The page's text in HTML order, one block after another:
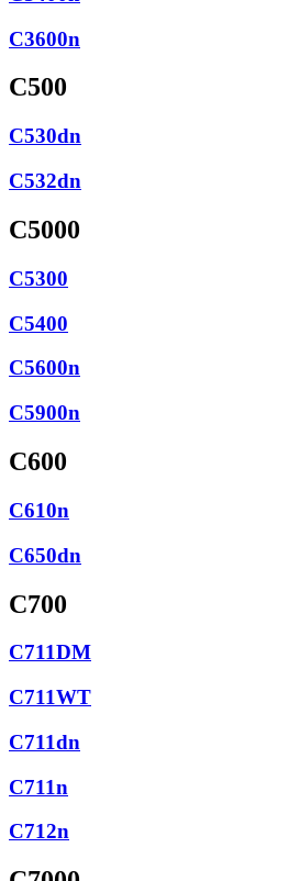
C3600n
C500
C530dn
C532dn
C5000
C5300
C5400
C5600n
C5900n
C600
C610n
C650dn
C700
C711DM
C711WT
C711dn
C711n
C712n